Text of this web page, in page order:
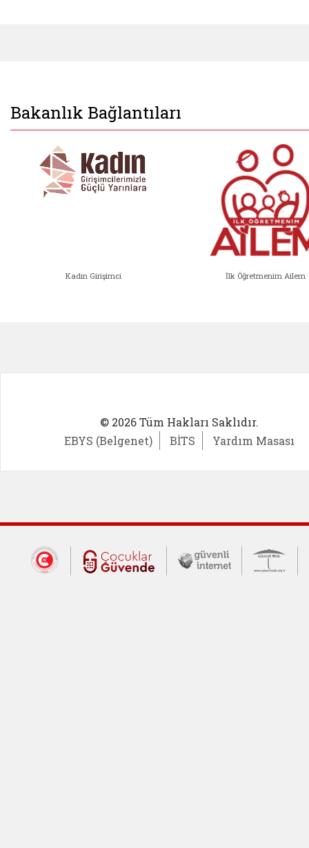
Bakanlık Bağlantıları
Kadın Girişimci İlk Öğretmenim Ailem
© 2026 Tüm Hakları Saklıdır.
EBYS (Belgenet)
BİTS Yardım Masası
Dış Bağlantılar
Cumhurbaşkanlığı İletişim Merkezi
Çocuklar Güvende (yeni
Güvenli